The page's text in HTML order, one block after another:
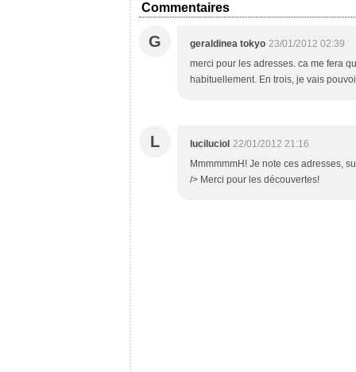
Commentaires
G geraldinea tokyo 23/01/2012 02:39
merci pour les adresses. ca me fera
habituellement. En trois, je vais
L luciluciol 22/01/2012 21:16
MmmmmmH! Je note ces adresses,
/> Merci pour les découvertes!